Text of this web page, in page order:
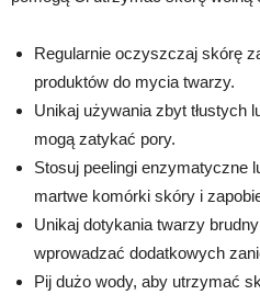
Regularnie oczyszczaj skórę
produktów do mycia twarzy.
Unikaj używania zbyt tłustych
mogą zatykać pory.
Stosuj peelingi enzymatyczne
martwe komórki skóry i
Unikaj dotykania twarzy
wprowadzać dodatkowych
Pij dużo wody, aby utrzymać